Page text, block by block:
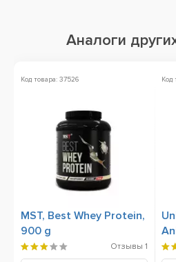
Аналоги
Код товара: 37526
MST, Best Whey Protein,
900 g
Отзывы 1
Код